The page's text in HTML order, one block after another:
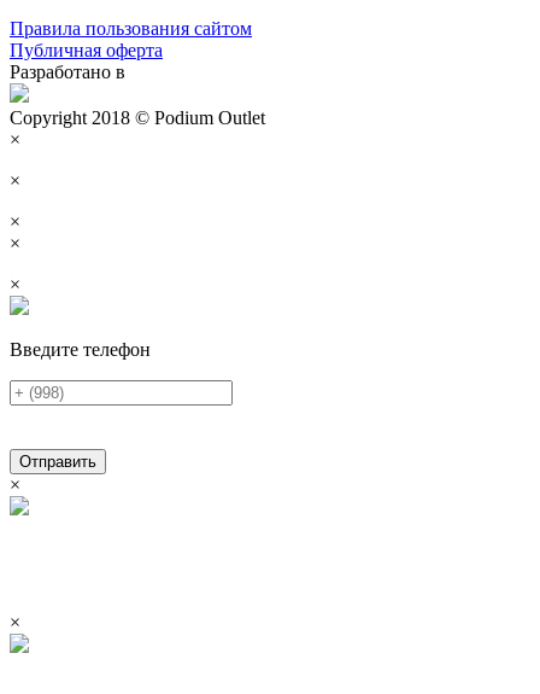
Правила пользования сайтом
Публичная оферта
Разработано в
Copyright 2018 © Podium Outlet
×
×
×
×
×
Введите телефон
Отправить
×
×